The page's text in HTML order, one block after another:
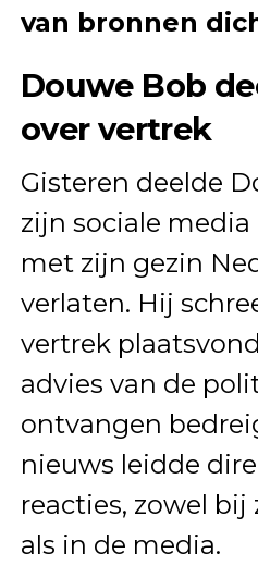
van bronnen
Douwe Bob
over vertrek
Gisteren deelde
zijn sociale
met zijn gezin
verlaten. Hij
vertrek
advies van de
ontvangen
nieuws leidde
reacties, zowel
als in de media.